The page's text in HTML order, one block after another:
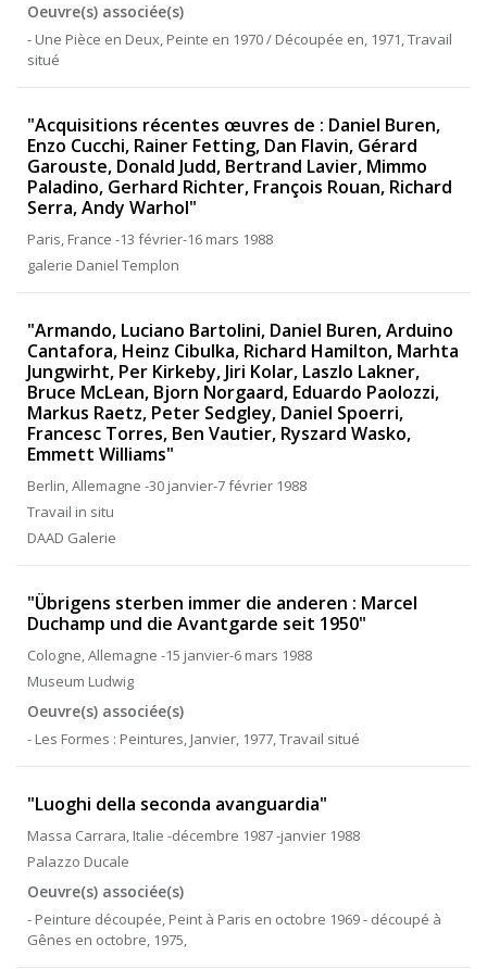
Oeuvre(s) associée(s)
- Une Pièce en Deux, Peinte en 1970 / Découpée en, 1971, Travail
situé
"Acquisitions récentes œuvres de : Daniel Buren,
Enzo Cucchi, Rainer Fetting, Dan Flavin, Gérard
Garouste, Donald Judd, Bertrand Lavier, Mimmo
Paladino, Gerhard Richter, François Rouan, Richard
Serra, Andy Warhol"
Paris, France -13 février-16 mars 1988
galerie Daniel Templon
"Armando, Luciano Bartolini, Daniel Buren, Arduino
Cantafora, Heinz Cibulka, Richard Hamilton, Marhta
Jungwirht, Per Kirkeby, Jiri Kolar, Laszlo Lakner,
Bruce McLean, Bjorn Norgaard, Eduardo Paolozzi,
Markus Raetz, Peter Sedgley, Daniel Spoerri,
Francesc Torres, Ben Vautier, Ryszard Wasko,
Emmett Williams"
Berlin, Allemagne -30 janvier-7 février 1988
Travail in situ
DAAD Galerie
"Übrigens sterben immer die anderen : Marcel
Duchamp und die Avantgarde seit 1950"
Cologne, Allemagne -15 janvier-6 mars 1988
Museum Ludwig
Oeuvre(s) associée(s)
- Les Formes : Peintures, Janvier, 1977, Travail situé
"Luoghi della seconda avanguardia"
Massa Carrara, Italie -décembre 1987 -janvier 1988
Palazzo Ducale
Oeuvre(s) associée(s)
- Peinture découpée, Peint à Paris en octobre 1969 - découpé à
Gênes en octobre, 1975,